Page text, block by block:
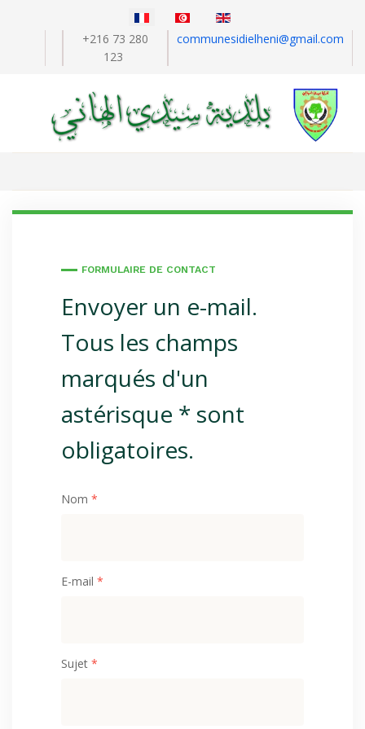
Sélectionnez votre langue
+216 73 280
123
communesidielheni@gmail.com
FORMULAIRE DE CONTACT
Envoyer un e-mail.
Tous les champs
marqués d'un
astérisque * sont
obligatoires.
Nom *
E-mail *
Sujet *